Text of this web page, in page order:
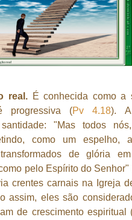
real.É conhecida como a
progressiva (Pv 4.18).
"Mas todos
como um espelho,
de glória
pelo Espírito do Senhor"
crentes carnais na Igreja
assim, eles são
de crescimento espiritual